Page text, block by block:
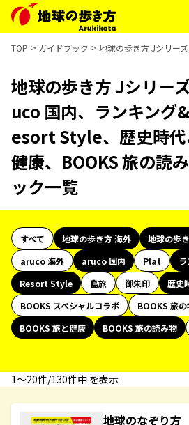
TOP ガイドブック 地球の歩き方 Jシリー
地球の歩き方 Jシリー
uco 国内、ランキング
esort Style、歴史時代
健康、BOOKS 旅の読
ック一覧
すべて 地球の歩き方 海外
地球の歩
aruco 海外
aruco 国内 Plat
Resort Style
島旅 御朱印 歴史
BOOKS スペシャルコラボ
BOOKS 旅
BOOKS 旅と健康
BOOKS 旅の読み物
1〜20件/130件中 を表示
地球のなぞり